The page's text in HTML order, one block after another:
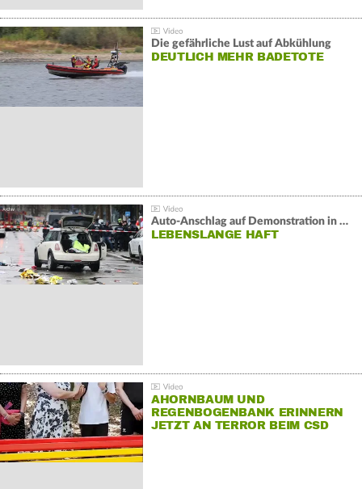
Die gefährliche Lust auf Abkühlung
DEUTLICH MEHR BADETOTE
Auto-Anschlag auf Demonstration in München:
LEBENSLANGE HAFT
AHORNBAUM UND
REGENBOGENBANK ERINNERN
JETZT AN TERROR BEIM CSD